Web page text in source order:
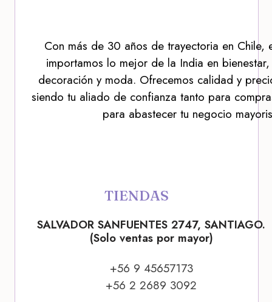
Con más de 30 años de trayectoria en Chile,
importamos lo mejor de la India en
decoración y moda. Ofrecemos calidad y
siendo tu aliado de confianza tanto para
para abastecer tu negocio
TIENDAS
SALVADOR SANFUENTES 2747, SANTIAGO.
(Solo ventas por mayor)
+56 9 45657173
+56 2 2689 3092